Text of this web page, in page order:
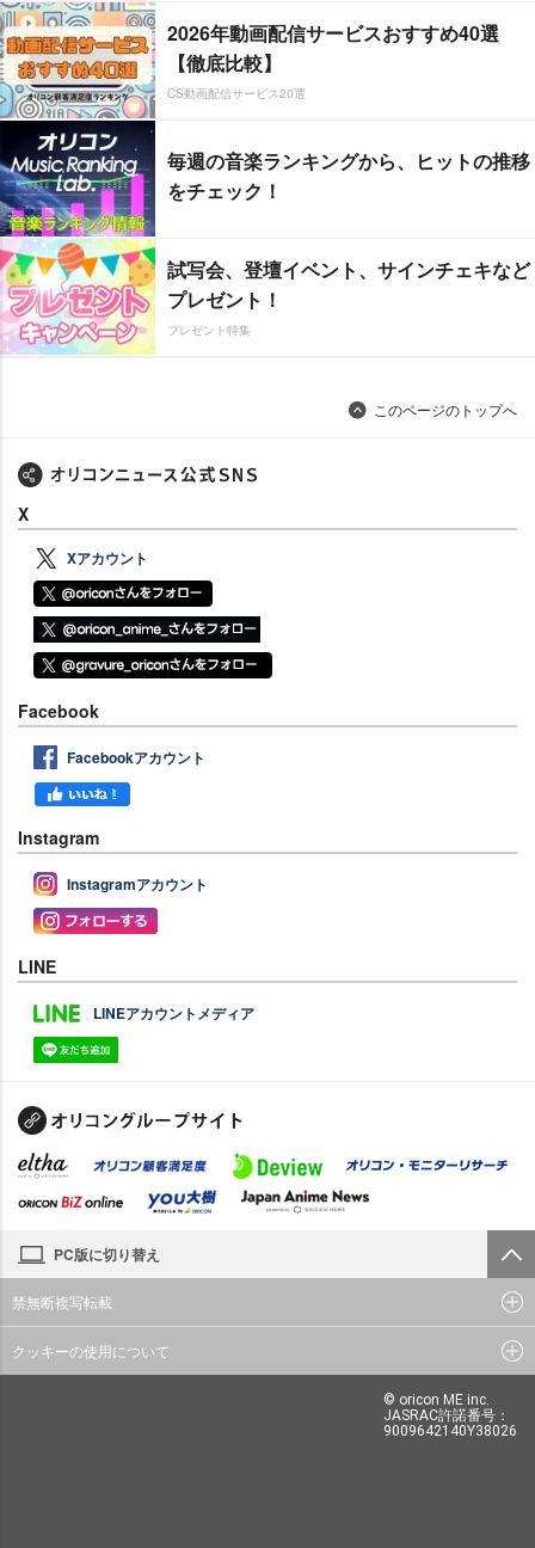
2026年動画配信サービスおすすめ40選
【徹底比較】
CS動画配信サービス20選
毎週の音楽ランキングから、ヒットの推移
をチェック！
試写会、登壇イベント、サインチェキなど
プレゼント！
プレゼント特集
このページのトップへ
X
Xアカウント
Facebook
Facebookアカウント
Instagram
Instagramアカウント
LINE
LINEアカウントメディア
PC版に切り替え
禁無断複写転載
クッキーの使用について
© oricon ME inc.
JASRAC許諾番号：
9009642140Y38026